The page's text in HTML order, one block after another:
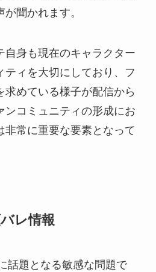
聞かれます。
自身も現在のキャラクター
ティを大切にしており、フ
求めている様子が配信から
ンコミュニティの形成にお
非常に重要な要素となって
レ情報
話題となる敏感な問題で